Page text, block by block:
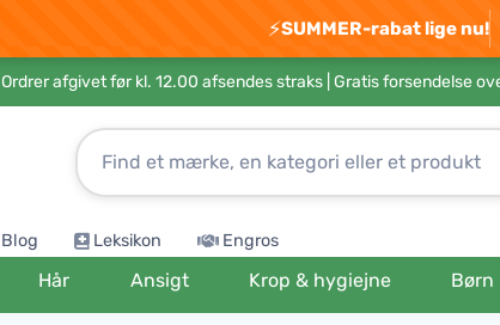
⚡SUMMER-rabat lige nu!
Ordrer afgivet før kl. 12.00 afsendes straks | Gratis forsendelse
Blog Leksikon Engros
Hår Ansigt Krop & hygiejne Børn